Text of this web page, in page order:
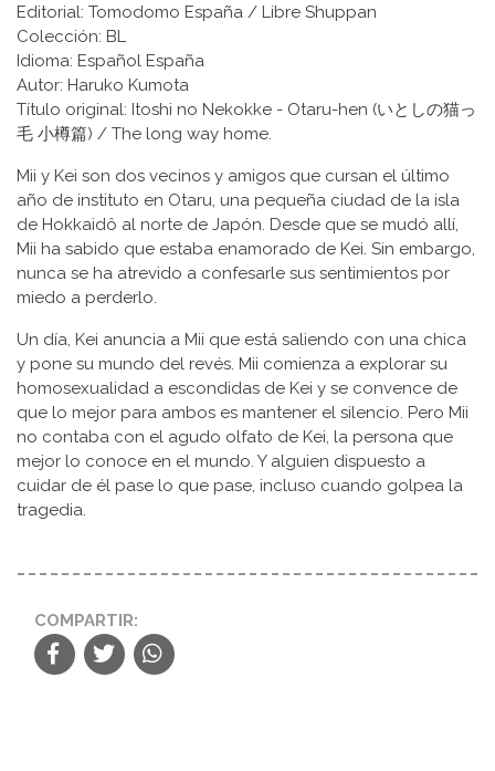
Editorial: Tomodomo España / Libre Shuppan
Colección: BL
Idioma: Español España
Autor: Haruko Kumota
Título original: Itoshi no Nekokke - Otaru-hen (いとしの猫っ
毛 小樽篇) / The long way home.
Mii y Kei son dos vecinos y amigos que cursan el último
año de instituto en Otaru, una pequeña ciudad de la isla
de Hokkaidô al norte de Japón. Desde que se mudó allí,
Mii ha sabido que estaba enamorado de Kei. Sin embargo,
nunca se ha atrevido a confesarle sus sentimientos por
miedo a perderlo.
Un día, Kei anuncia a Mii que está saliendo con una chica
y pone su mundo del revés. Mii comienza a explorar su
homosexualidad a escondidas de Kei y se convence de
que lo mejor para ambos es mantener el silencio. Pero Mii
no contaba con el agudo olfato de Kei, la persona que
mejor lo conoce en el mundo. Y alguien dispuesto a
cuidar de él pase lo que pase, incluso cuando golpea la
tragedia.
COMPARTIR: